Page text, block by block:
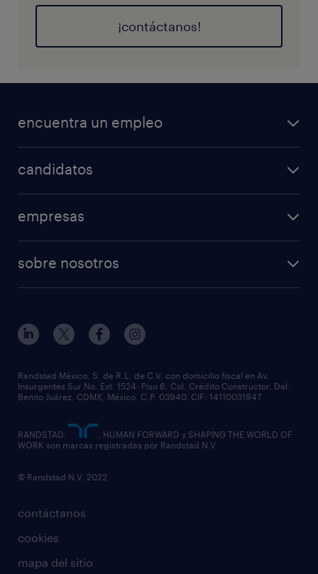
¡contáctanos!
encuentra un empleo
candidatos
empresas
sobre nosotros
contáctanos
cookies
mapa del sitio
Randstad México, S. de R.L. de C.V. con domicilio fiscal en Av.
Insurgentes Sur No. Ext. 1524- Piso 6, Col. Crédito Constructor, Del.
Benito Juárez, CDMX, México. C.P. 03940. CIF: 14110031947
RANDSTAD,
, HUMAN FORWARD y SHAPING THE WORLD OF
WORK son marcas registradas por Randstad N.V.
© Randstad N.V. 2022